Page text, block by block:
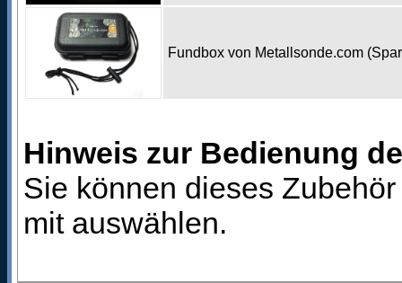
Fundbox von Metallsonde.com
Hinweis zur Bedienung
Sie können dieses
mit auswählen.